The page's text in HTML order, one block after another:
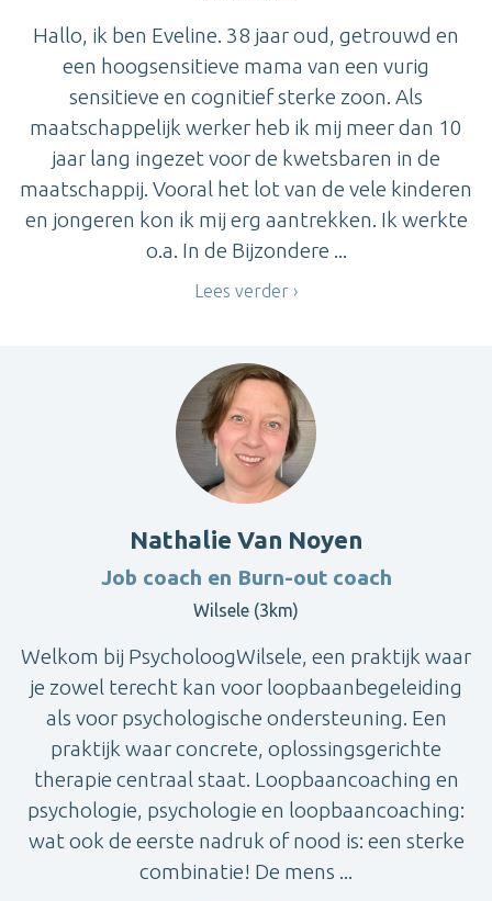
Hallo, ik ben Eveline. 38 jaar oud, getrouwd en
een hoogsensitieve mama van een vurig
sensitieve en cognitief sterke zoon. Als
maatschappelijk werker heb ik mij meer dan 10
jaar lang ingezet voor de kwetsbaren in de
maatschappij. Vooral het lot van de vele kinderen
en jongeren kon ik mij erg aantrekken. Ik werkte
o.a. In de Bijzondere ...
Lees verder
Nathalie Van Noyen
Job coach en Burn-out coach
Wilsele (3km)
Welkom bij PsycholoogWilsele, een praktijk waar
je zowel terecht kan voor loopbaanbegeleiding
als voor psychologische ondersteuning. Een
praktijk waar concrete, oplossingsgerichte
therapie centraal staat. Loopbaancoaching en
psychologie, psychologie en loopbaancoaching:
wat ook de eerste nadruk of nood is: een sterke
combinatie! De mens ...